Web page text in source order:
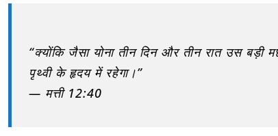
“क्योंकि जैसा योना तीन दिन और तीन रात उस बड़ी
पृथ्वी के हृदय में रहेगा।”
— मत्ती 12:40